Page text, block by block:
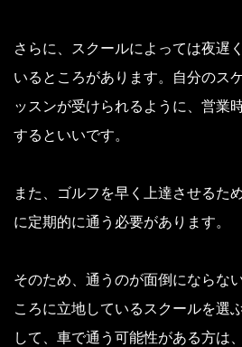
さらに、スクールによっては夜遅
いるところがあります。自分のス
ッスンが受けられるように、営業
するといいです。
また、ゴルフを早く上達させるた
に定期的に通う必要があります。
そのため、通うのが面倒にならな
ころに立地しているスクールを選
して、車で通う可能性がある方は